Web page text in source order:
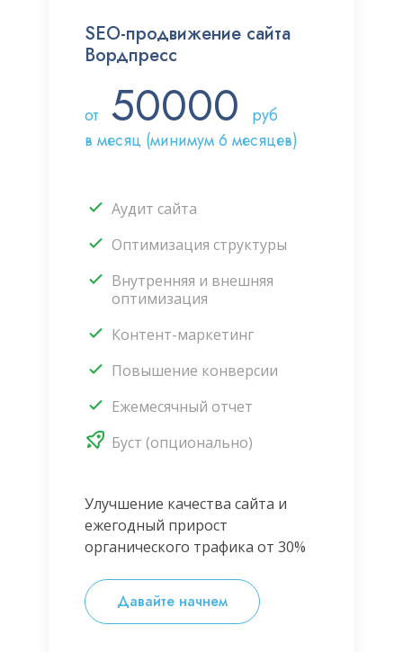
SEO-продвижение сайта
Вордпресс
от 50000
руб
в месяц (минимум 6 месяцев)
Аудит сайта
Оптимизация структуры
Внутренняя и внешняя
оптимизация
Контент-маркетинг
Повышение конверсии
Ежемесячный отчет
Буст (опционально)
Улучшение качества сайта и
ежегодный прирост
органического трафика от 30%
Давайте начнем